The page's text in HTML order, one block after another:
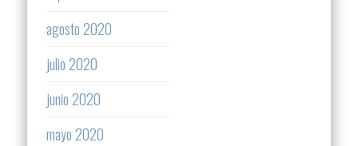
agosto 2020
julio 2020
junio 2020
mayo 2020